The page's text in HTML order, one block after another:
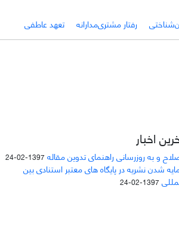
رفتار مشتری‌مدارانه تعهد عاطفی
اخبار
و به روزرسانی راهنمای تدوین مقاله 1397-02-24
شدن نشریه در پایگاه های معتبر استنادی بین
1397-02-24